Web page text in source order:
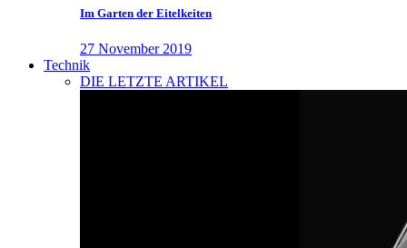
Im Garten der Eitelkeiten
27 November 2019
Technik
DIE LETZTE ARTIKEL